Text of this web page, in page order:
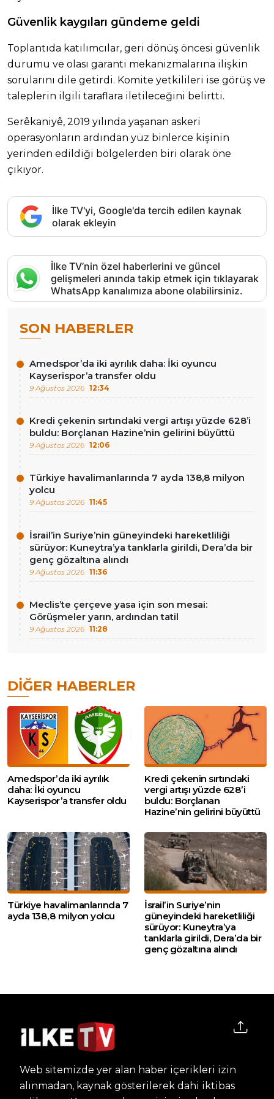
Güvenlik kaygıları gündeme geldi
Toplantıda katılımcılar, geri dönüş öncesi güvenlik
durumu ve olası garanti mekanizmalarına ilişkin
sorularını dile getirdi. Komite yetkilileri ise görüş ve
taleplerin ilgili taraflara iletileceğini belirtti.
Serêkaniyê, 2019 yılında yaşanan askeri
operasyonların ardından yüz binlerce kişinin
yerinden edildiği bölgelerden biri olarak öne
çıkıyor.
İlke TV'yi, Google'da tercih edilen kaynak
olarak ekleyin
İlke TV’nin özel haberlerini ve güncel
gelişmeleri anında takip etmek için tıklayarak
WhatsApp kanalımıza abone olabilirsiniz.
SON HABERLER
Amedspor’da iki ayrılık daha: İki oyuncu
Kayserispor’a transfer oldu
9 Ağustos 2026 12:34
Kredi çekenin sırtındaki vergi artışı yüzde 628’i
buldu: Borçlanan Hazine’nin gelirini büyüttü
9 Ağustos 2026 12:06
Türkiye havalimanlarında 7 ayda 138,8 milyon
yolcu
9 Ağustos 2026 11:45
İsrail’in Suriye’nin güneyindeki hareketliliği
sürüyor: Kuneytra’ya tanklarla girildi, Dera’da bir
genç gözaltına alındı
9 Ağustos 2026 11:36
Meclis’te çerçeve yasa için son mesai:
Görüşmeler yarın, ardından tatil
9 Ağustos 2026 11:28
DIĞER HABERLER
Amedspor’da iki ayrılık
daha: İki oyuncu
Kayserispor’a transfer oldu
Kredi çekenin sırtındaki
vergi artışı yüzde 628’i
buldu: Borçlanan
Hazine’nin gelirini büyüttü
Türkiye havalimanlarında 7
ayda 138,8 milyon yolcu
İsrail’in Suriye’nin
güneyindeki hareketliliği
sürüyor: Kuneytra’ya
tanklarla girildi, Dera’da bir
genç gözaltına alındı
Web sitemizde yer alan haber içerikleri izin
alınmadan, kaynak gösterilerek dahi iktibas